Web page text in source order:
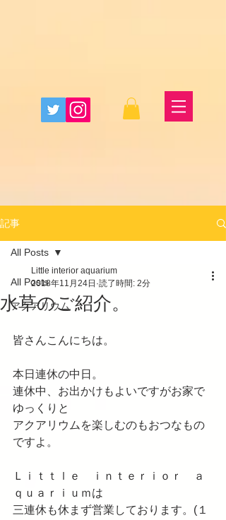
記事
All Posts
アクアリウム
All Posts
水草のご紹介。
Little interior aquarium
2018年11月24日 読了時間: 2分
皆さんこんにちは。
本日連休の中日。
連休中、お出かけもよいですがお家で
ゆっくりと
アクアリウムを楽しむのもおつなもの
ですよ。
Ｌｉｔｔｌｅ　ｉｎｔｅｒｉｏｒ　ａ
ｑｕａｒｉｕｍは
三連休も休まず営業しております。(１